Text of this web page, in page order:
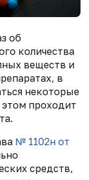
об
количества
веществ и
в
некоторые
проходит
№ 1102н от
средств,